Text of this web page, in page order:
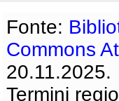
Fonte:
Commons
20.11.2025.
Termini